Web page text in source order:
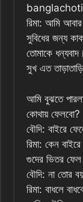
রিমা: আমি
সুবিধের জন্য
তোমাকে
সুখ এত
আমি বুঝতে
কোথায় ফেলবো?
বৌদি: বাইরে
রিমা: কেন
গুদের ভিতর
বৌদি: না তোর
রিমা: বাধলে